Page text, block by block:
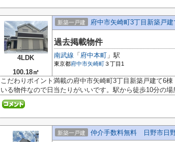
4LDK
100.18㎡
新築一戸建 府中市矢崎町3丁目新築戸
過去掲載物件
南武線 「 府中本町 」駅
東京都府中市矢崎町 ３丁目1
こだわりポイント満載の府中市矢崎町3丁目新築戸建て6
いる物件なので日当たりがいいです。駅から徒歩10分の
新築一戸建 仲介手数料無料 日野市日